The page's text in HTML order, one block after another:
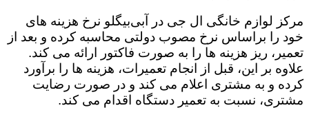
مرکز لوازم خانگی ال جی در آبی‌بیگلو نرخ هزینه های
خود را براساس نرخ مصوب دولتی محاسبه کرده و بعد از
تعمیر، ریز هزینه ها را به صورت فاکتور ارائه می کند.
علاوه بر این، قبل از انجام تعمیرات، هزینه ها را برآورد
کرده و به مشتری اعلام می کند و در صورت رضایت
مشتری، نسبت به تعمیر دستگاه اقدام می کند.